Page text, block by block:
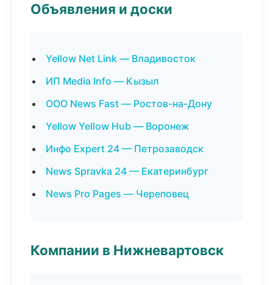
Объявления и доски
Yellow Net Link — Владивосток
ИП Media Info — Кызыл
ООО News Fast — Ростов-на-Дону
Yellow Yellow Hub — Воронеж
Инфо Expert 24 — Петрозаводск
News Spravka 24 — Екатеринбург
News Pro Pages — Череповец
Компании в Нижневартовск